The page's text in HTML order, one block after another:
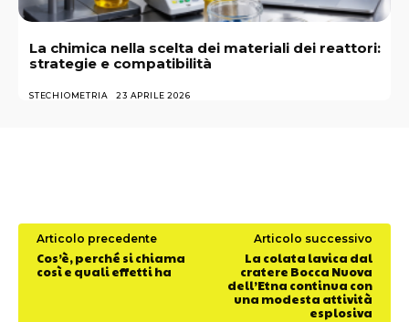
La chimica nella scelta dei materiali dei reattori:
strategie e compatibilità
STECHIOMETRIA 23 APRILE 2026
Articolo precedente
Cos’è, perché si chiama
così e quali effetti ha
Articolo successivo
La colata lavica dal
cratere Bocca Nuova
dell’Etna continua con
una modesta attività
esplosiva